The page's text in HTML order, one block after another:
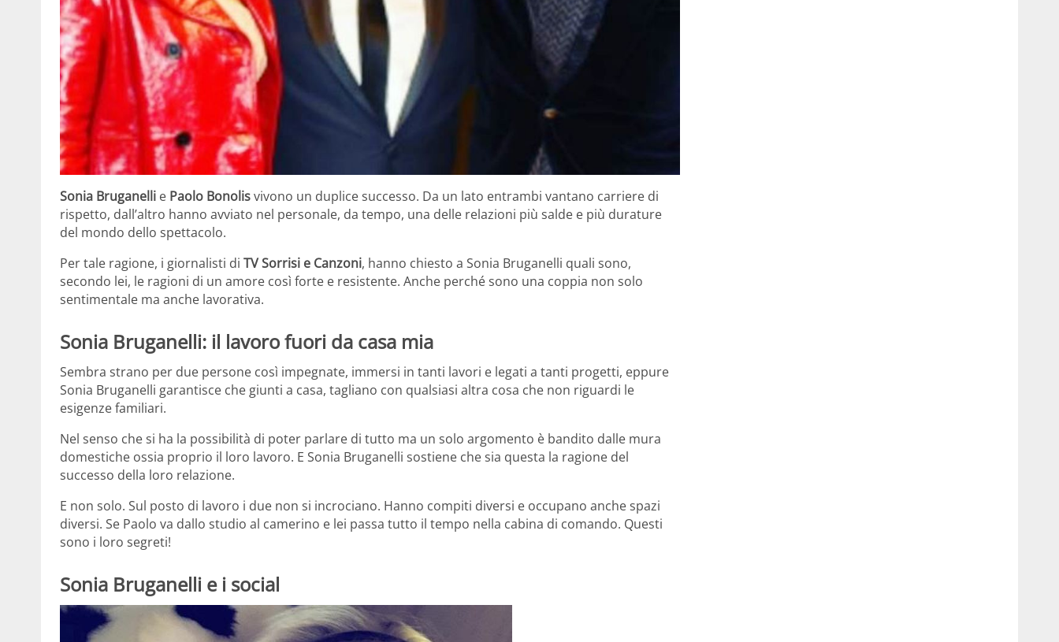
Sonia Bruganelli e Paolo Bonolisvivono un duplice successo. Da un lato entrambi vantano carriere di
rispetto, dall’altro hanno avviato nel personale, da tempo, una delle relazioni più salde e più durature
del mondo dello spettacolo.
Per tale ragione, i giornalisti di TV Sorrisi e Canzoni, hanno chiesto a Sonia Bruganelli quali sono,
secondo lei, le ragioni di un amore così forte e resistente. Anche perché sono una coppia non solo
sentimentale ma anche lavorativa.
Sonia Bruganelli: il lavoro fuori da casa mia
Sembra strano per due persone così impegnate, immersi in tanti lavori e legati a tanti progetti, eppure
Sonia Bruganelli garantisce che giunti a casa, tagliano con qualsiasi altra cosa che non riguardi le
esigenze familiari.
Nel senso che si ha la possibilità di poter parlare di tutto ma un solo argomento è bandito dalle mura
domestiche ossia proprio il loro lavoro. E Sonia Bruganelli sostiene che sia questa la ragione del
successo della loro relazione.
E non solo. Sul posto di lavoro i due non si incrociano. Hanno compiti diversi e occupano anche spazi
diversi. Se Paolo va dallo studio al camerino e lei passa tutto il tempo nella cabina di comando. Questi
sono i loro segreti!
Sonia Bruganelli e i social